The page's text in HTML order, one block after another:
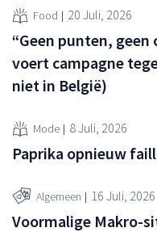
Food 20 Juli, 2026
“Geen punten, geen
voert campagne
niet in België)
Mode 8 Juli, 2026
Paprika opnieuw
Algemeen 16 Juli, 2026
Voormalige Makro-